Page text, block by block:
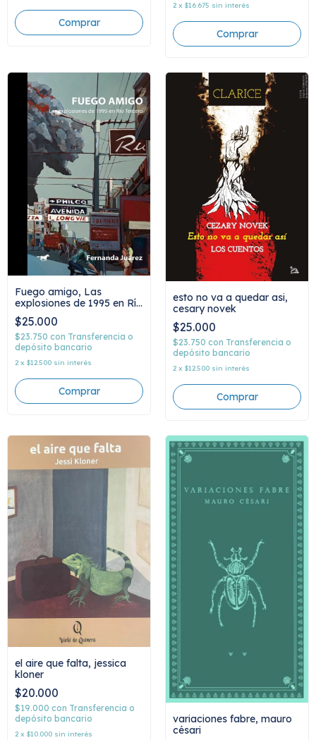
2 x $16.675 sin interés
Fuego amigo, Las
explosiones de 1995 en Río
Tercero, Fernanda Juárez
$25.000
$23.750 con Transferencia o
depósito bancario
2 x $12.500 sin interés
esto no va a quedar asi,
cesary novek
$25.000
$23.750 con Transferencia o
depósito bancario
2 x $12.500 sin interés
el aire que falta, jessica
kloner
$20.000
$19.000 con Transferencia o
depósito bancario
2 x $10.000 sin interés
variaciones fabre, mauro
césari